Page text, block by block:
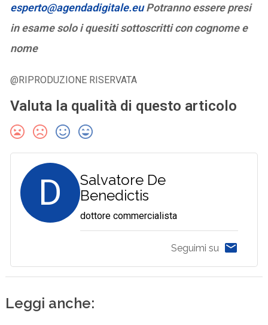
esperto@agendadigitale.euPotranno essere presi
in esame solo i quesiti sottoscritti con cognome e
nome
@RIPRODUZIONE RISERVATA
Valuta la qualità di questo articolo
D
Salvatore De
Benedictis
dottore commercialista
Seguimi su
Leggi anche: